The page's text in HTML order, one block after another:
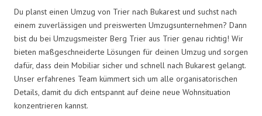
Du planst einen Umzug von Trier nach Bukarest und suchst nach
einem zuverlässigen und preiswerten Umzugsunternehmen? Dann
bist du bei Umzugsmeister Berg Trier aus Trier genau richtig! Wir
bieten maßgeschneiderte Lösungen für deinen Umzug und sorgen
dafür, dass dein Mobiliar sicher und schnell nach Bukarest gelangt.
Unser erfahrenes Team kümmert sich um alle organisatorischen
Details, damit du dich entspannt auf deine neue Wohnsituation
konzentrieren kannst.